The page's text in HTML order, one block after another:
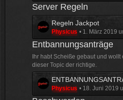
ä
g
e
e
i
t
ä
g
e
t
z
t
e
B
e
i
t
r
Server Regeln
L
e
t
t
e
B
e
Regeln Jackpot
Physicus 1. März 2019
Entbannungsanträge
Ihr habt Scheiße gebaut und
dieser Topic der richtige.
L
e
Physicus 18. Juni 2019